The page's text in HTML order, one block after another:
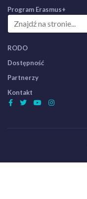
Program Erasmus+
RODO
Dostępność
Partnerzy
Kontakt